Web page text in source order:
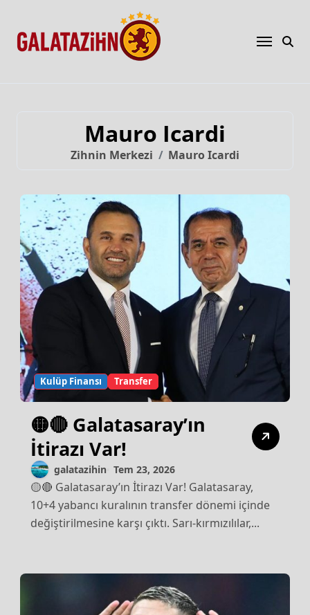
Mauro Icardi
Zihnin Merkezi Mauro Icardi
Kulüp Finansı Transfer
🟡🔴 Galatasaray’ın
İtirazı Var!
galatazihin Tem 23, 2026
🟡🔴 Galatasaray’ın İtirazı Var! Galatasaray,
10+4 yabancı kuralının transfer dönemi içinde
değiştirilmesine karşı çıktı. Sarı-kırmızılılar,...